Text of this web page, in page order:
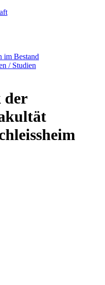
im Bestand
/ Studien